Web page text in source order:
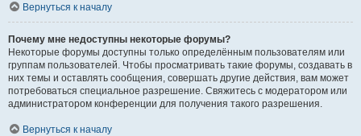
Вернуться к началу
Почему мне недоступны некоторые форумы?
Некоторые форумы доступны только определённым пользователям или
группам пользователей. Чтобы просматривать такие форумы, создавать в
них темы и оставлять сообщения, совершать другие действия, вам может
потребоваться специальное разрешение. Свяжитесь с модератором или
администратором конференции для получения такого разрешения.
Вернуться к началу